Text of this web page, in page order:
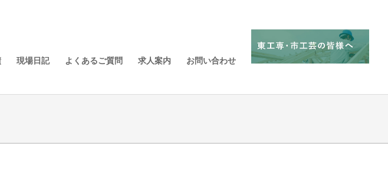
現場日記 よくあるご質問 求人案内 お問い合わせ